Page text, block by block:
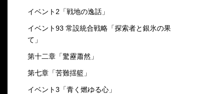
イベント2「戦地の逸話」
イベント93 常設統合戦略「探索者と銀氷の果
て」
第十二章「驚靂蕭然」
第七章「苦難揺籃」
イベント3「青く燃ゆる心」